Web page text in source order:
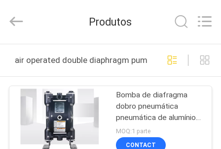
PRODUTOS
SOBRE
Technology
Rights
Produtos
air operated double diaphragm pump fabricação online
Bomba de diafragma
dobro pneumática
pneumática de alumínio
da bomba de diafragma
116LPM
MOQ:1 parte
CONTACT